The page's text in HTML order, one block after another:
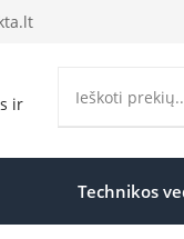
ir
Technikos